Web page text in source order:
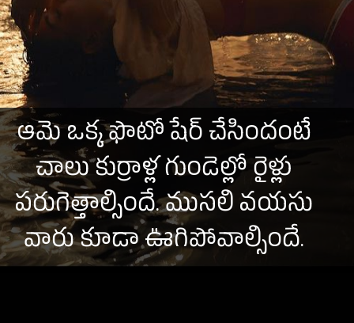
ఆమె ఒక్క ఫొటో షేర్ చేసిందంటే
చాలు కుర్రాళ్ల గుండెల్లో రైళ్లు
పరుగెత్తాల్సిందే. ముసలి వయసు
వారు కూడా ఊగిపోవాల్సిందే.